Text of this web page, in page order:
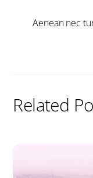
Aenean nec
Related